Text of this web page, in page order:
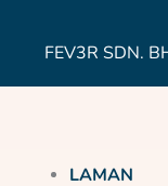
FEV3R SDN.
LAMAN